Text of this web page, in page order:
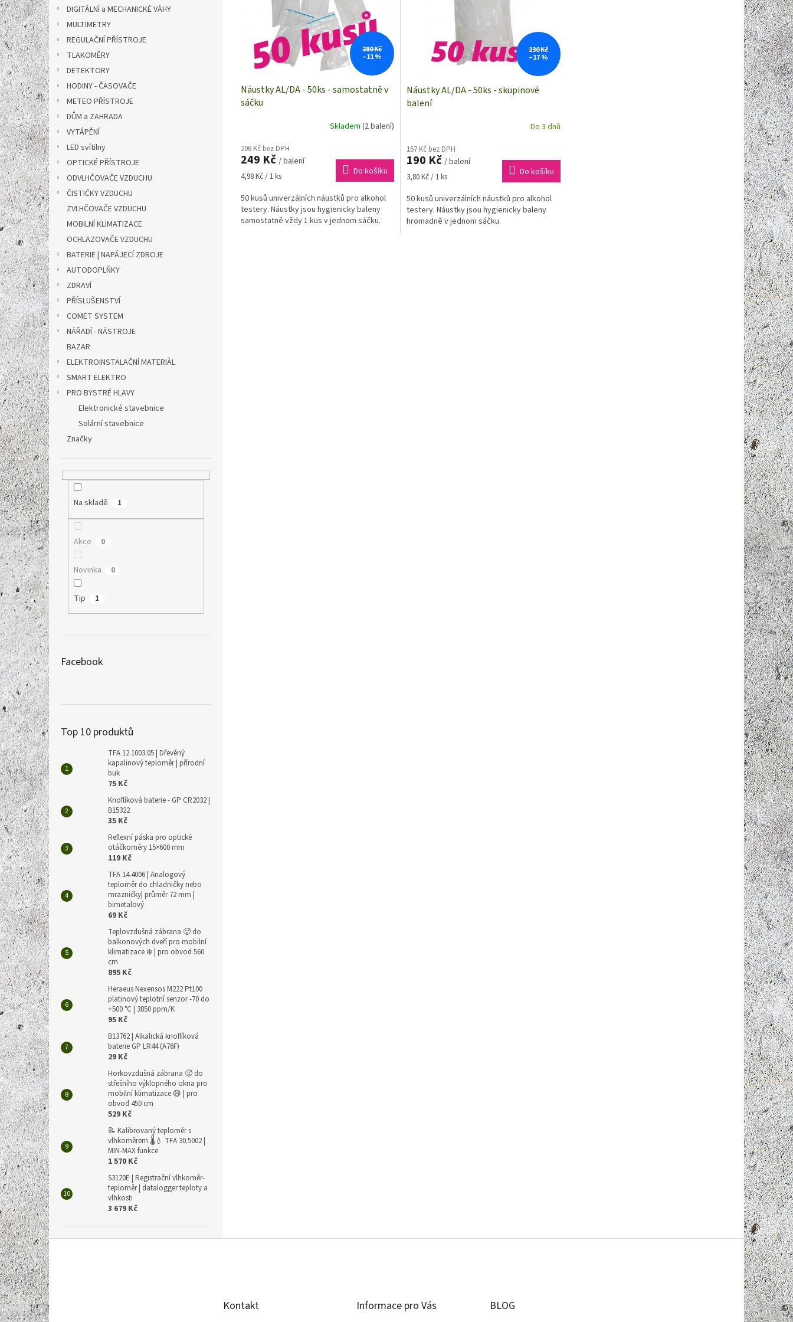
e
l
DIGITÁLNÍ a MECHANICKÉ VÁHY
MULTIMETRY
REGULAČNÍ PŘÍSTROJE
TLAKOMĚRY
DETEKTORY
HODINY - ČASOVAČE
METEO PŘÍSTROJE
DŮM a ZAHRADA
VYTÁPĚNÍ
LED svítilny
OPTICKÉ PŘÍSTROJE
ODVLHČOVAČE VZDUCHU
ČISTIČKY VZDUCHU
ZVLHČOVAČE VZDUCHU
MOBILNÍ KLIMATIZACE
OCHLAZOVAČE VZDUCHU
BATERIE | NAPÁJECÍ ZDROJE
AUTODOPLŇKY
ZDRAVÍ
PŘÍSLUŠENSTVÍ
COMET SYSTEM
NÁŘADÍ - NÁSTROJE
BAZAR
ELEKTROINSTALAČNÍ MATERIÁL
SMART ELEKTRO
PRO BYSTRÉ HLAVY
Elektronické stavebnice
Solární stavebnice
Značky
Na skladě 1
Akce 0
Novinka 0
Tip 1
Facebook
Top 10 produktů
TFA 12.1003.05 | Dřevěný
kapalinový teploměr | přírodní
buk
75 Kč
Knoflíková baterie - GP CR2032 |
B15322
35 Kč
Reflexní páska pro optické
otáčkoměry 15×600 mm
119 Kč
TFA 14.4006 | Analogový
teploměr do chladničky nebo
mrazničky| průměr 72 mm |
bimetalový
69 Kč
Teplovzdušná zábrana 🥵 do
balkonových dveří pro mobilní
klimatizace ❄️ | pro obvod 560
cm
895 Kč
Heraeus Nexensos M222 Pt100
platinový teplotní senzor -70 do
+500 °C | 3850 ppm/K
95 Kč
B13762 | Alkalická knoflíková
baterie GP LR44 (A76F)
29 Kč
Horkovzdušná zábrana 🥵 do
střešního výklopného okna pro
mobilní klimatizace 😅 | pro
obvod 450 cm
529 Kč
📝 Kalibrovaný teploměr s
vlhkoměrem 🌡️💧 TFA 30.5002 |
MIN-MAX funkce
1 570 Kč
S3120E | Registrační vlhkoměr-
teploměr | datalogger teploty a
vlhkosti
3 679 Kč
280 Kč
–11 %
Náustky AL/DA - 50ks - samostatně v
sáčku
Skladem (2 balení)
206 Kč bez DPH
249 Kč / balení
Měrná
4,98 Kč / 1 ks Do košíku
50 kusů univerzálních náustků pro alkohol
testery. Náustky jsou hygienicky baleny
samostatně vždy 1 kus v jednom sáčku.
230 Kč
–17 %
Náustky AL/DA - 50ks - skupinové
balení
Do 3 dnů
157 Kč bez DPH
190 Kč / balení
Měrná
3,80 Kč / 1 ks Do košíku
50 kusů univerzálních náustků pro alkohol
testery. Náustky jsou hygienicky baleny
hromadně v jednom sáčku.
Z
á
p
a
t
í Kontakt Informace pro Vás BLOG